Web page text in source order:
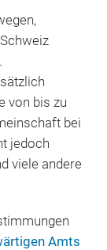
von bis zu
bei
jedoch
viele andere
Amts